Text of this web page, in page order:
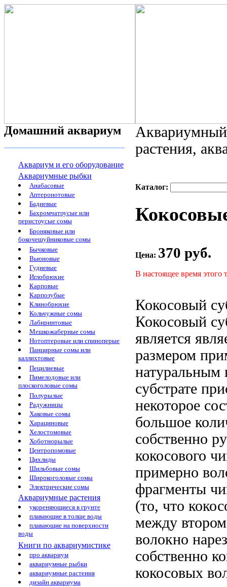
Домашний аквариум
Аквариум и его оборудование
Аквариумные рыбки
Анабасовые
Аптеронотовые
Бадиевые
Бахромчатоусые или
перистоусые сомы
Броняковые или
бокочешуйниковые сомы
Бычковые
Вьюновые
Гудиевые
Иглобрюхие
Карповые
Карпозубые
Клинобрюхие
Кольчужные сомы
Лабиринтовые
Мешкожаберные сомы
Нотоптеровые или спиноперые
Панцирные сомы или
каллихтовые
Пецилиевые
Пимелодовые или
плоскоголовые сомы
Полурылые
Радужницы
Хаковые сомы
Харациновые
Хелостомовые
Хоботнорылые
Центропомовые
Цихлиды
Шильбовые сомы
Широкоголовые сомы
Электрические сомы
Аквариумные растения
укореняющиеся в грунте
плавающие в толще воды
плавающие на поверхности
воды
Книги по аквариумистике
про аквариум
аквариумные рыбки
аквариумные растения
дизайн аквариума
растения,
Каталог:
Цена: 370 руб.
В настоящее время этого
Кокосовый
Кокосовый
является
размером
натуральным
субстрате
некоторое
большое
собственно
кокосового
примерно
фрагменты
(то, что
между
волокно
собственно
кокосовых